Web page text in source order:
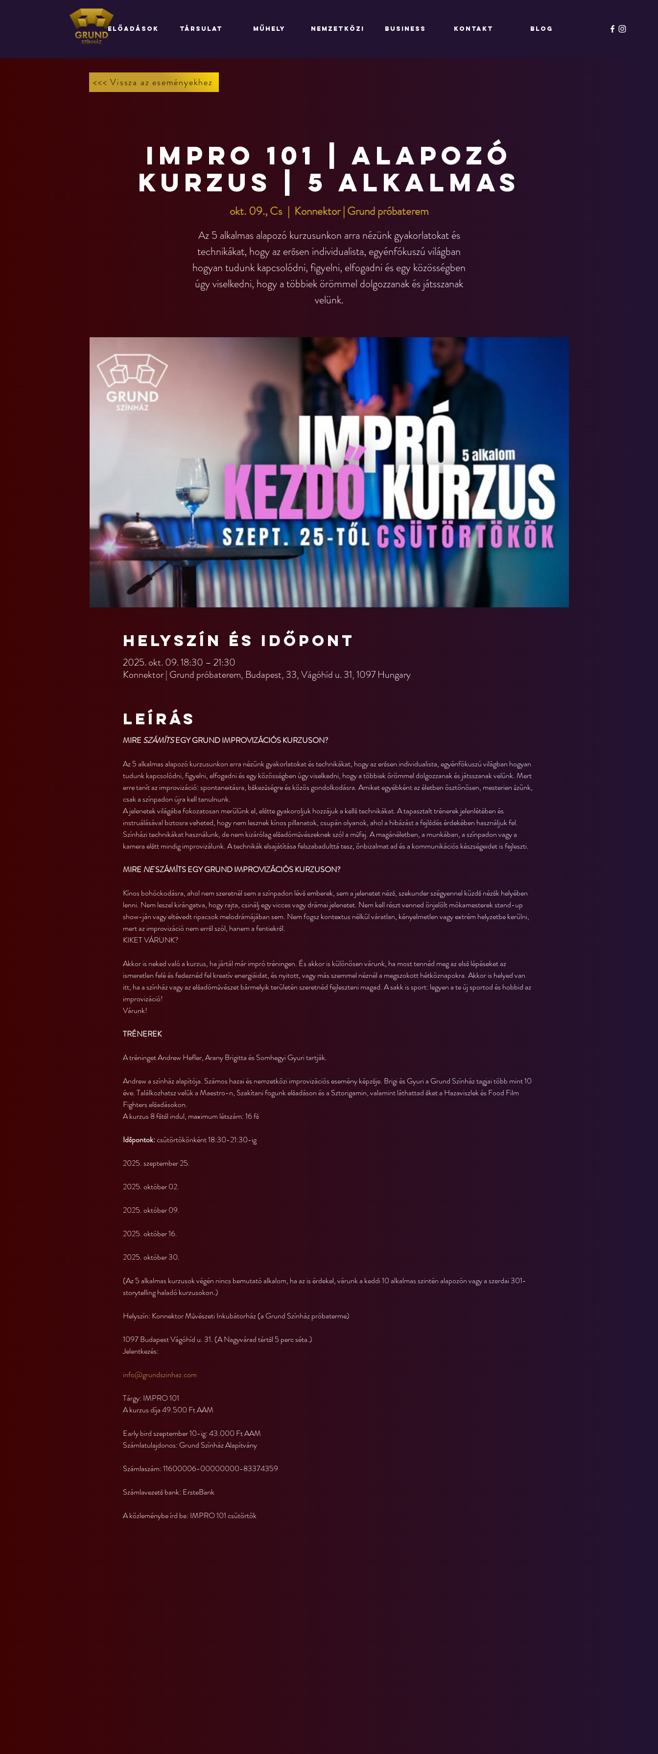
ELŐADÁSOK TÁRSULAT MŰHELY NEMZETKÖZI BUSINESS KONTAKT Blog
<<< Vissza az eseményekhez
IMPRO 101 | Alapozó
kurzus | 5 alkalmas
okt. 09., Cs
  |
Konnektor | Grund próbaterem
Az 5 alkalmas alapozó kurzusunkon arra nézünk gyakorlatokat és
technikákat, hogy az erősen individualista, egyénfókuszú világban
hogyan tudunk kapcsolódni, figyelni, elfogadni és egy közösségben
úgy viselkedni, hogy a többiek örömmel dolgozzanak és játsszanak
velünk.
Helyszín és időpont
2025. okt. 09. 18:30 – 21:30
Konnektor | Grund próbaterem, Budapest, 33, Vágóhíd u. 31, 1097 Hungary
Leírás
MIRE SZÁMÍTS EGY GRUND IMPROVIZÁCIÓS KURZUSON?
Az 5 alkalmas alapozó kurzusunkon arra nézünk gyakorlatokat és technikákat, hogy az erősen individualista, egyénfókuszú világban hogyan
tudunk kapcsolódni, figyelni, elfogadni és egy közösségben úgy viselkedni, hogy a többiek örömmel dolgozzanak és játsszanak velünk. Mert
erre tanít az improvizáció: spontaneitásra, bőkezűségre és közös gondolkodásra. Amiket egyébként az életben ösztönösen, mesterien űzünk,
csak a színpadon újra kell tanulnunk.
A jelenetek világába fokozatosan merülünk el, előtte gyakoroljuk hozzájuk a kellő technikákat. A tapasztalt trénerek jelenlétében és
instruálásával biztosra veheted, hogy nem lesznek kínos pillanatok, csupán olyanok, ahol a hibázást a fejlődés érdekében használjuk fel.
Színházi technikákat használunk, de nem kizárólag előadóművészeknek szól a műfaj. A magánéletben, a munkában, a színpadon vagy a
kamera előtt mindig improvizálunk. A technikák elsajátítása felszabadulttá tesz, önbizalmat ad és a kommunikációs készségeidet is fejleszti.
MIRE NE SZÁMÍTS EGY GRUND IMPROVIZÁCIÓS KURZUSON?
Kínos bohóckodásra, ahol nem szeretnél sem a színpadon lévő emberek, sem a jelenetet néző, szekunder szégyennel küzdő nézők helyében
lenni. Nem leszel kirángatva, hogy rajta, csinálj egy vicces vagy drámai jelenetet. Nem kell részt venned önjelölt mókamesterek stand-up
show-ján vagy eltévedt ripacsok melodrámájában sem. Nem fogsz kontextus nélkül váratlan, kényelmetlen vagy extrém helyzetbe kerülni,
mert az improvizáció nem erről szól, hanem a fentiekről.
KIKET VÁRUNK?
Akkor is neked való a kurzus, ha jártál már impró tréningen. És akkor is különösen várunk, ha most tennéd meg az első lépéseket az
ismeretlen felé és fedeznéd fel kreatív energiáidat, és nyitott, vagy más szemmel néznél a megszokott hétköznapokra. Akkor is helyed van
itt, ha a színház vagy az előadóművészet bármelyik területén szeretnéd fejleszteni magad. A sakk is sport: legyen a te új sportod és hobbid az
improvizáció!
Várunk!
TRÉNEREK
A tréninget Andrew Hefler, Arany Brigitta és Somhegyi Gyuri tartják.
Andrew a színház alapítója. Számos hazai és nemzetközi improvizációs esemény képzője. Brigi és Gyuri a Grund Színház tagjai több mint 10
éve. Találkozhatsz velük a Maestro-n, Szakítani fogunk előadáson és a Sztorigamin, valamint láthattad őket a Hazaviszlek és Food Film
Fighters előadásokon.
A kurzus 8 főtől indul, maximum létszám: 16 fő
Időpontok: csütörtökönként 18:30-21:30-ig
2025. szeptember 25.
2025. október 02.
2025. október 09.
2025. október 16.
2025. október 30.
(Az 5 alkalmas kurzusok végén nincs bemutató alkalom, ha az is érdekel, várunk a keddi 10 alkalmas szintén alapozón vagy a szerdai 301-
storytelling haladó kurzusokon.)
Helyszín: Konnektor Művészeti Inkubátorház (a Grund Színház próbaterme)
1097 Budapest Vágóhíd u. 31. (A Nagyvárad tértől 5 perc séta.)
Jelentkezés:
info@grundszinhaz.com
Tárgy: IMPRO 101
A kurzus díja 49.500 Ft AAM
Early bird szeptember 10-ig: 43.000 Ft AAM
Számlatulajdonos: Grund Színház Alapítvány
Számlaszám: 11600006-00000000-83374359
Számlavezető bank: ErsteBank
A közleménybe írd be: IMPRO 101 csütörtök